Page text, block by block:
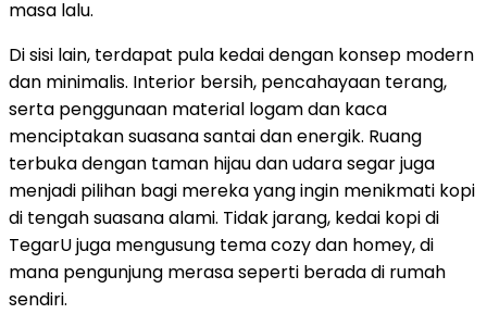
masa lalu.
Di sisi lain, terdapat pula kedai dengan konsep modern
dan minimalis. Interior bersih, pencahayaan terang,
serta penggunaan material logam dan kaca
menciptakan suasana santai dan energik. Ruang
terbuka dengan taman hijau dan udara segar juga
menjadi pilihan bagi mereka yang ingin menikmati kopi
di tengah suasana alami. Tidak jarang, kedai kopi di
TegarU juga mengusung tema cozy dan homey, di
mana pengunjung merasa seperti berada di rumah
sendiri.